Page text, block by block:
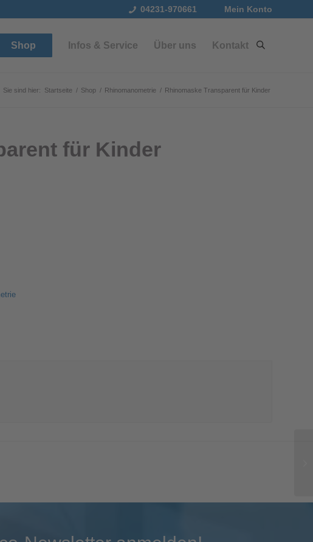
Mein Konto
04231-970661
Shop Infos & Service Über uns Kontakt
Sie sind hier: Startseite / Shop / Rhinomanometrie / Rhinomaske Transparent für Kinder
für Kinder